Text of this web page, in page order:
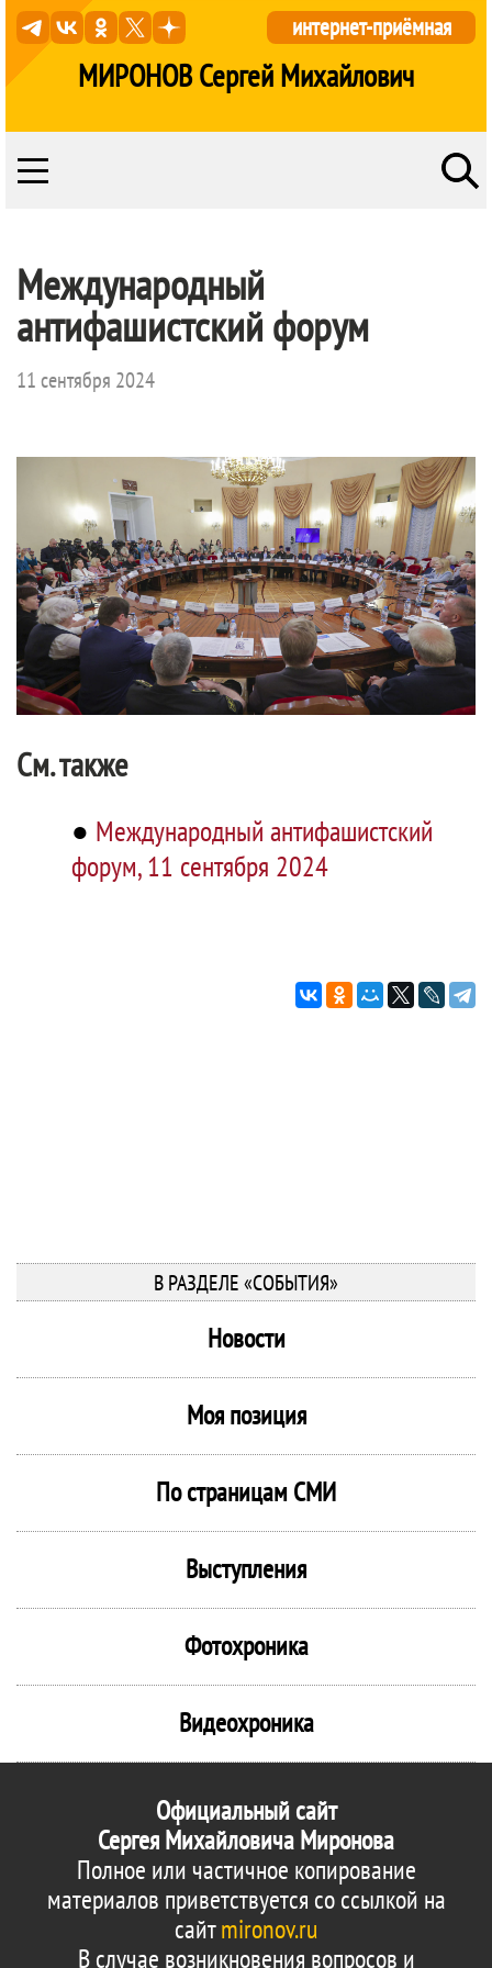
МИРОНОВ Сергей Михайлович
интернет-приёмная
Международный
антифашистский форум
11 сентября 2024
См. также
● Международный антифашистский
форум, 11 сентября 2024
В РАЗДЕЛЕ «СОБЫТИЯ»
Новости
Моя позиция
По страницам СМИ
Выступления
Фотохроника
Видеохроника
Официальный сайт
Сергея Михайловича Миронова
Полное или частичное копирование
материалов приветствуется со ссылкой на
сайтmironov.ru
В случае возникновения вопросов и